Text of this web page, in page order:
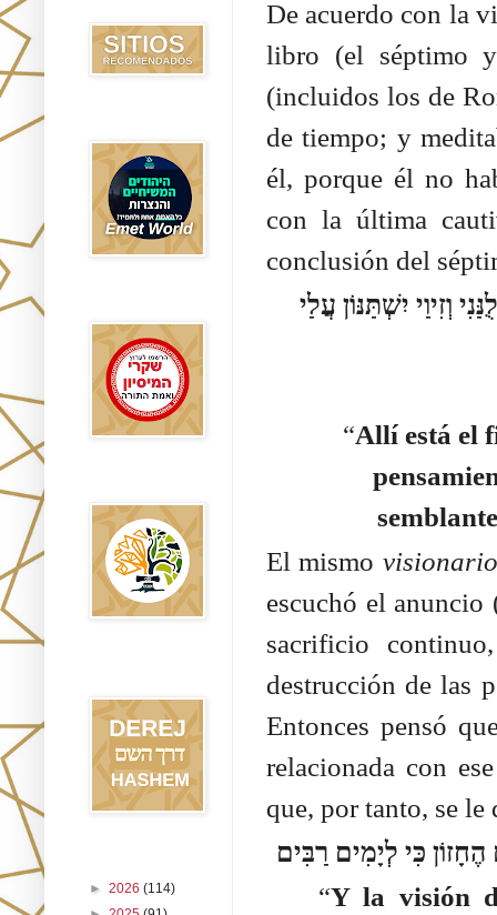
De acuerdo con la
libro (el séptimo
(incluidos los de
de tiempo; y
él, porque él no
con la última
conclusión del
וְזִיוַי יִשְׁתַּנּוֹן עֲלַי
“Allí está el
El mismo visionario
escuchó el anuncio
sacrificio
destrucción de las
Entonces pensó
relacionada con
que, por tanto, se le
“Y la visión
► 2026 (114)